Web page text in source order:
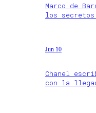
Marco de
los
Jun 10
Chanel
con la